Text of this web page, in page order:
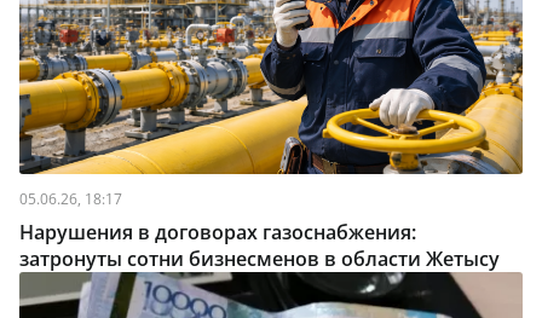
05.06.26, 18:17
Нарушения в договорах газоснабжения:
затронуты сотни бизнесменов в области Жетысу